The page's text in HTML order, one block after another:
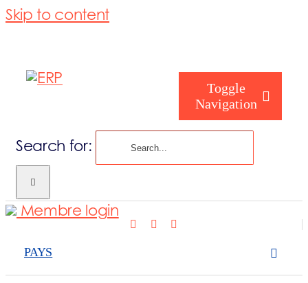
Skip to content
Toggle
Navigation
Search for:
PAYS
Membre login